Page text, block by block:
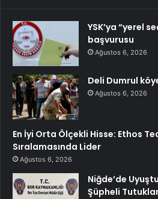
YSK’ya “yerel
başvurusu
Ağustos 6, 2026
Deli Dumrul
Ağustos 6, 2026
En İyi Orta Ölçekli Hisse: Ethos
Sıralamasında Lider
Ağustos 6, 2026
Niğde’de
Şüpheli